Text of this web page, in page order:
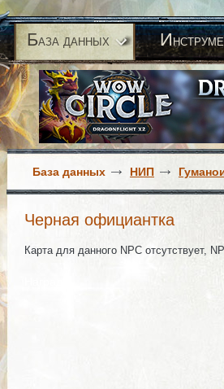
База данных И
База данных НИП
Черная официантка
Карта для данного NPC отсутствует,